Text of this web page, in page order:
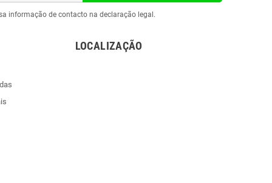
informação de contacto na declaração legal.
LOCALIZAÇÃO